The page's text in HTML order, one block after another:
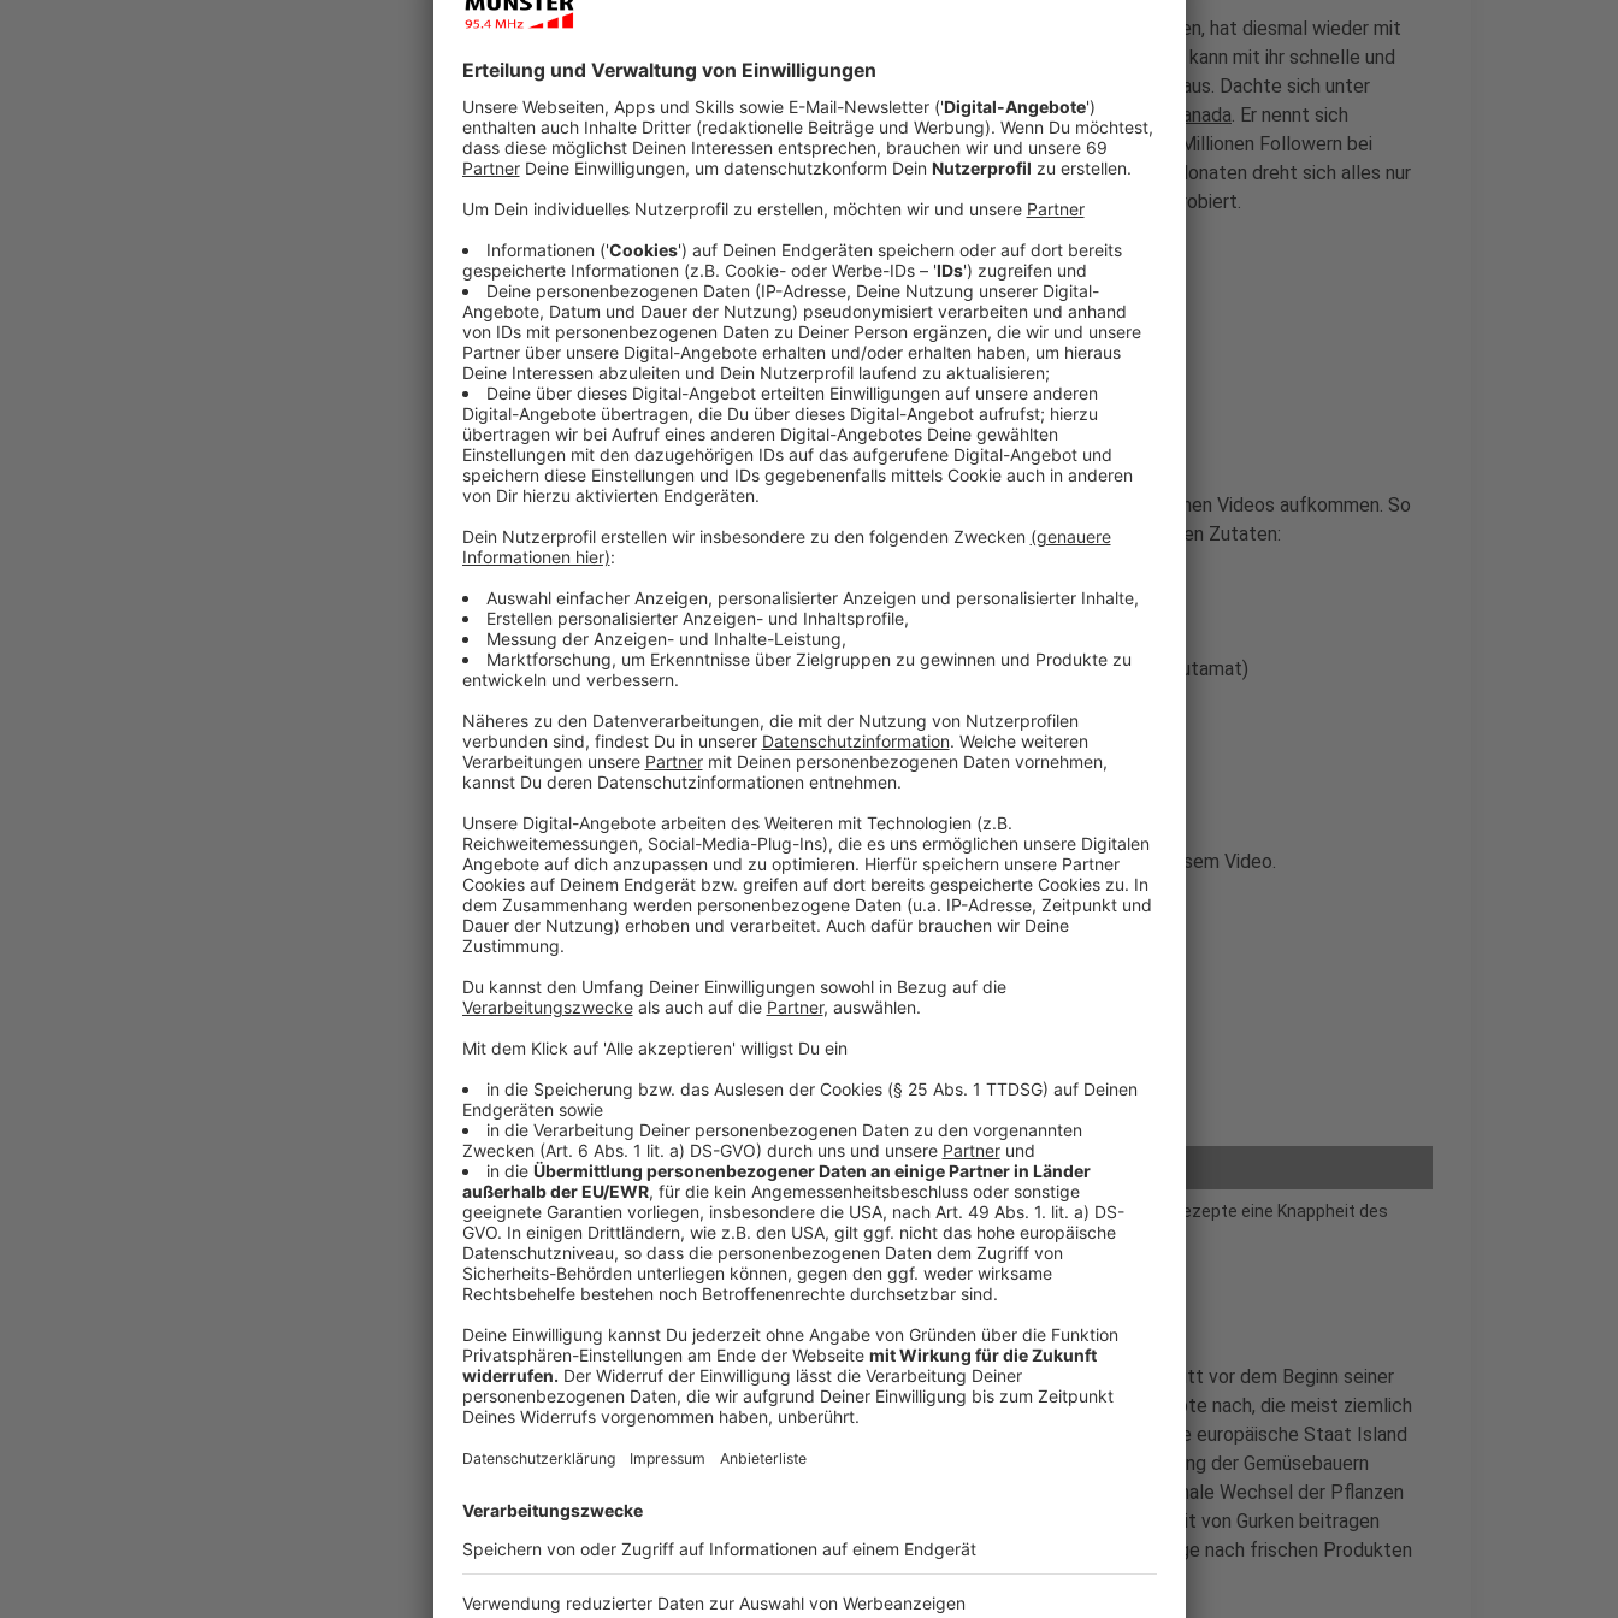
Ein neuer Trend auf TikTok, Instagram und anderen sozialen Medien, hat diesmal wieder mit
Essen zu tun. Genauer gesagt mit einer Gurke. Sie ist gesund, man kann mit ihr schnelle und
einfache Dinge zaubern und dabei sieht das ganze auch noch gut aus. Dachte sich unter
anderem der Influencer und Content-CreatorLogan Moffitt aus Kanada. Er nennt sich
neuerdings nur noch "Cucumber guy" - Gurkentyp. Mit fast sechs Millionen Followern bei
TikTok werden seine Videos unzähligen Leuten zugespielt. Seit Monaten dreht sich alles nur
noch um die Gurke und verschiedenste Rezepte, die er dazu ausprobiert.
Anzeige
Der klassische asiatische Gurkensalat
Anzeige
Dabei lässt er vor allem Einflüsse aus der asiatischen Küche in seinen Videos aufkommen. So
auch beim wohl simpelsten Rezept, dem Gurkensalat mit folgenden Zutaten:
1,5 EL Sojasauce
1 Prise Zucker
1 Prise MSG-Essenz (Geschmacksverstärker Mononatriumglutamat)
Sesam
2 Zehen Knoblauch (gerieben)
1 Frühlingszwiebel
Fischsauce (nach Belieben)
Wie das Rezept von Logan Moffitt hergestellt wird, seht ihr in diesem Video.
Anzeige
Anzeige
Island kauft Gurkenvorrat leer
©picture alliance/dpa - Patrick Pleul
Auf der Insel Island gib es nach einem Social-Media-Hype um Gurkenrezepte eine Knappheit des
Gemüse.
Anzeige
"Manchmal muss man einfach eine ganze Gurke essen", sagt Moffitt vor dem Beginn seiner
Rezepte. Viele Leute auf der Welt machen ihm seine Gurkenrezepte nach, die meist ziemlich
gesund daherkommen. Es ging mittlerweile soweit, dass der kleine europäische Staat Island
eine Gurken-Knappheit ausrufen musste. Die isländische Vereinigung der Gemüsebauern
erklärte gegenüber dem englischen "BBC"-Sender, dass der saisonale Wechsel der Pflanzen
bei vielen Produzenten ebenfalls zu einer geringeren Verfügbarkeit von Gurken beitragen
würde. Außerdem würde das Ende der Sommerferien die Nachfrage nach frischen Produkten
erhöhen.